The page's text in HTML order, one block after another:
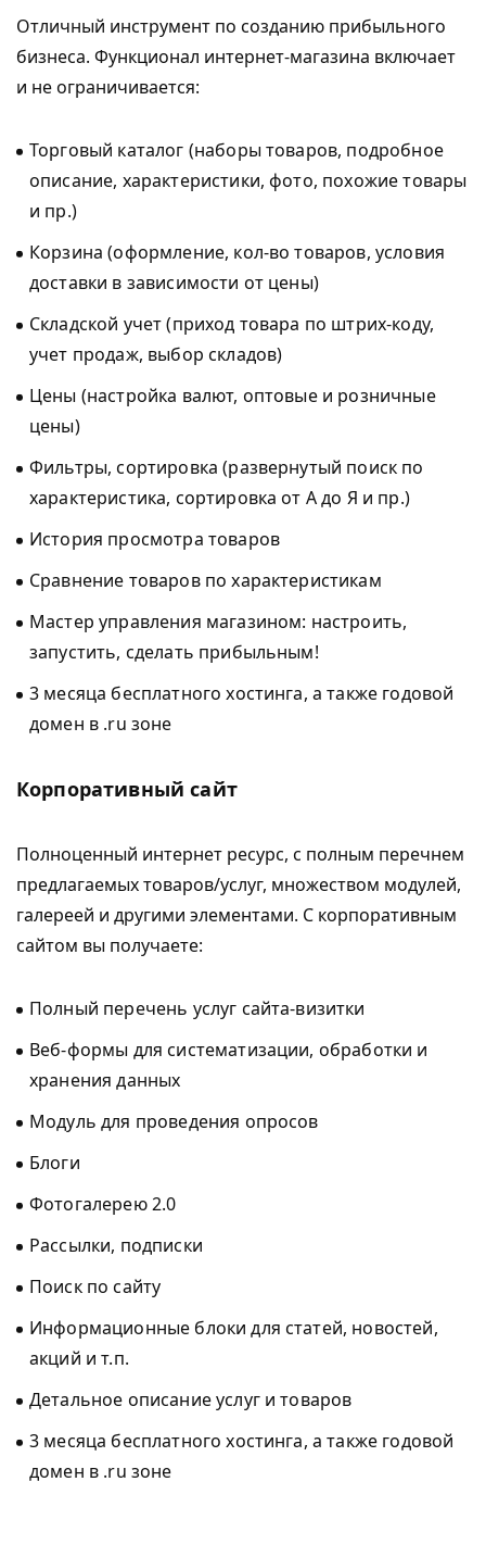
Отличный инструмент по созданию прибыльного
бизнеса. Функционал интернет-магазина включает
и не ограничивается:
Торговый каталог (наборы товаров, подробное
описание, характеристики, фото, похожие товары
и пр.)
Корзина (оформление, кол-во товаров, условия
доставки в зависимости от цены)
Складской учет (приход товара по штрих-коду,
учет продаж, выбор складов)
Цены (настройка валют, оптовые и розничные
цены)
Фильтры, сортировка (развернутый поиск по
характеристика, сортировка от А до Я и пр.)
История просмотра товаров
Сравнение товаров по характеристикам
Мастер управления магазином: настроить,
запустить, сделать прибыльным!
3 месяца бесплатного хостинга, а также годовой
домен в .ru зоне
Корпоративный сайт
Полноценный интернет ресурс, с полным перечнем
предлагаемых товаров/услуг, множеством модулей,
галереей и другими элементами. С корпоративным
сайтом вы получаете:
Полный перечень услуг сайта-визитки
Веб-формы для систематизации, обработки и
хранения данных
Модуль для проведения опросов
Блоги
Фотогалерею 2.0
Рассылки, подписки
Поиск по сайту
Информационные блоки для статей, новостей,
акций и т.п.
Детальное описание услуг и товаров
3 месяца бесплатного хостинга, а также годовой
домен в .ru зоне